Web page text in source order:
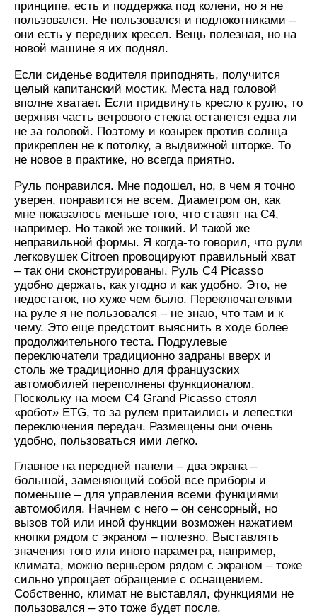
принципе, есть и поддержка под колени, но я не
пользовался. Не пользовался и подлокотниками –
они есть у передних кресел. Вещь полезная, но на
новой машине я их поднял.
Если сиденье водителя приподнять, получится
целый капитанский мостик. Места над головой
вполне хватает. Если придвинуть кресло к рулю, то
верхняя часть ветрового стекла останется едва ли
не за головой. Поэтому и козырек против солнца
прикреплен не к потолку, а выдвижной шторке. То
не новое в практике, но всегда приятно.
Руль понравился. Мне подошел, но, в чем я точно
уверен, понравится не всем. Диаметром он, как
мне показалось меньше того, что ставят на C4,
например. Но такой же тонкий. И такой же
неправильной формы. Я когда-то говорил, что рули
легковушек Citroen провоцируют правильный хват
– так они сконструированы. Руль C4 Picasso
удобно держать, как угодно и как удобно. Это, не
недостаток, но хуже чем было. Переключателями
на руле я не пользовался – не знаю, что там и к
чему. Это еще предстоит выяснить в ходе более
продолжительного теста. Подрулевые
переключатели традиционно задраны вверх и
столь же традиционно для французских
автомобилей переполнены функционалом.
Поскольку на моем C4 Grand Picasso стоял
«робот» ETG, то за рулем притаились и лепестки
переключения передач. Размещены они очень
удобно, пользоваться ими легко.
Главное на передней панели – два экрана –
большой, заменяющий собой все приборы и
поменьше – для управления всеми функциями
автомобиля. Начнем с него – он сенсорный, но
вызов той или иной функции возможен нажатием
кнопки рядом с экраном – полезно. Выставлять
значения того или иного параметра, например,
климата, можно верньером рядом с экраном – тоже
сильно упрощает обращение с оснащением.
Собственно, климат не выставлял, функциями не
пользовался – это тоже будет после.